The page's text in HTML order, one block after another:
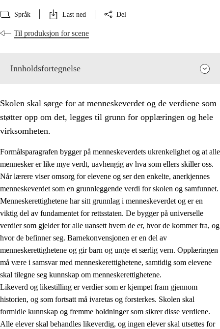
Språk Last ned Del
Til produksjon for scene
Innholdsfortegnelse
1. Opplæringens verdigrunnlag
1.1 Menneskeverdet
1.2 Identitet og kulturelt mangfold
1.3 Kritisk tenkning og etisk bevissthet
1.4 Skaperglede, engasjement og utforskertrang
1.5 Respekt for naturen og miljøbevissthet
1.6 Demokrati og medvirkning
Skolen skal sørge for at menneskeverdet og de verdiene som
støtter opp om det, legges til grunn for opplæringen og hele
virksomheten.
Formålsparagrafen bygger på menneskeverdets ukrenkelighet og at alle
mennesker er like mye verdt, uavhengig av hva som ellers skiller oss.
Når lærere viser omsorg for elevene og ser den enkelte, anerkjennes
menneskeverdet som en grunnleggende verdi for skolen og samfunnet.
Menneskerettighetene har sitt grunnlag i menneskeverdet og er en
viktig del av fundamentet for rettsstaten. De bygger på universelle
verdier som gjelder for alle uansett hvem de er, hvor de kommer fra, og
hvor de befinner seg. Barnekonvensjonen er en del av
menneskerettighetene og gir barn og unge et særlig vern. Opplæringen
må være i samsvar med menneskerettighetene, samtidig som elevene
skal tilegne seg kunnskap om menneskerettighetene.
Likeverd og likestilling er verdier som er kjempet fram gjennom
historien, og som fortsatt må ivaretas og forsterkes. Skolen skal
formidle kunnskap og fremme holdninger som sikrer disse verdiene.
Alle elever skal behandles likeverdig, og ingen elever skal utsettes for